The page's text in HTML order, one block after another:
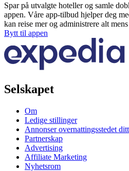
Spar på utvalgte hoteller og samle
appen. Våre app-tilbud hjelper deg
kan reise mer og administrere alt
Bytt til appen
Selskapet
Om
Ledige stillinger
Annonser overnattingsstedet ditt
Partnerskap
Advertising
Affiliate Marketing
Nyhetsrom